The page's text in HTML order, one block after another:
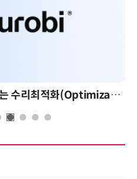
AI 시대의 의사결정을 바꾸는 수리최적화(Optimization): 실제 산업 적용 사례와 활용 전략